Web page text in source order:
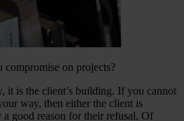
on projects?
it is the client’s building. If you cannot
way, then either the client is
good reason for their refusal. Of